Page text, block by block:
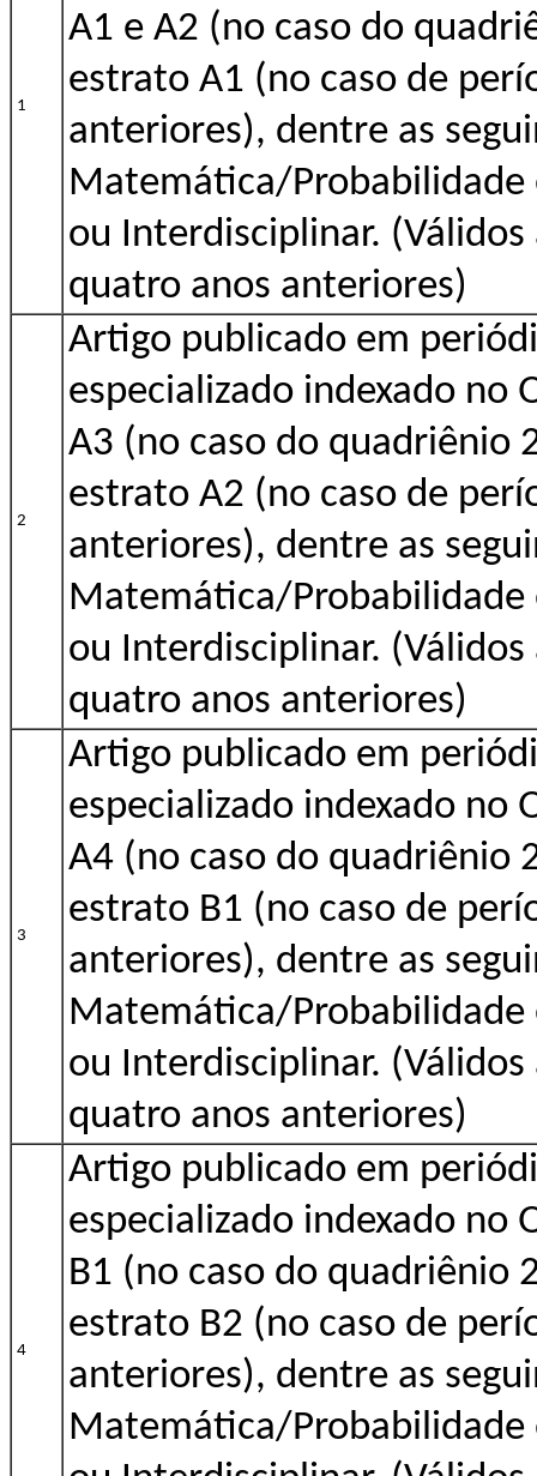
1
A1 e A2 (no caso do
estrato A1 (no caso de
anteriores), dentre as
Matemática/Probabilidade
ou Interdisciplinar.
quatro anos anteriores)
2
Artigo publicado em
especializado indexado no
A3 (no caso do quadriênio
estrato A2 (no caso de
anteriores), dentre as
Matemática/Probabilidade
ou Interdisciplinar.
quatro anos anteriores)
3
Artigo publicado em
especializado indexado no
A4 (no caso do quadriênio
estrato B1 (no caso de
anteriores), dentre as
Matemática/Probabilidade
ou Interdisciplinar.
quatro anos anteriores)
4
Artigo publicado em
especializado indexado no
B1 (no caso do quadriênio
estrato B2 (no caso de
anteriores), dentre as
Matemática/Probabilidade